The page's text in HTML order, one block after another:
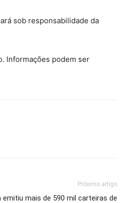
sob responsabilidade da
Informações podem ser
Próximo artigo
emitiu mais de 590 mil carteiras de